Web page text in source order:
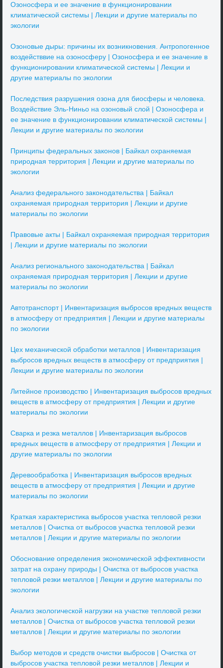
Озоносфера и ее значение в функционировании
климатической системы | Лекции и другие материалы по
экологии
Озоновые дыры: причины их возникновения. Антропогенное
воздействвие на озоносферу | Озоносфера и ее значение в
функционировании климатической системы | Лекции и
другие материалы по экологии
Последствия разрушения озона для биосферы и человека.
Воздействие Эль-Ниньо на озоновый слой | Озоносфера и
ее значение в функционировании климатической системы |
Лекции и другие материалы по экологии
Принципы федеральных законов | Байкал охраняемая
природная территория | Лекции и другие материалы по
экологии
Анализ федерального законодательства | Байкал
охраняемая природная территория | Лекции и другие
материалы по экологии
Правовые акты | Байкал охраняемая природная территория
| Лекции и другие материалы по экологии
Анализ регионального законодательства | Байкал
охраняемая природная территория | Лекции и другие
материалы по экологии
Автотранспорт | Инвентаризация выбросов вредных веществ
в атмосферу от предприятия | Лекции и другие материалы
по экологии
Цех механической обработки металлов | Инвентаризация
выбросов вредных веществ в атмосферу от предприятия |
Лекции и другие материалы по экологии
Литейное производство | Инвентаризация выбросов вредных
веществ в атмосферу от предприятия | Лекции и другие
материалы по экологии
Сварка и резка металлов | Инвентаризация выбросов
вредных веществ в атмосферу от предприятия | Лекции и
другие материалы по экологии
Деревообработка | Инвентаризация выбросов вредных
веществ в атмосферу от предприятия | Лекции и другие
материалы по экологии
Краткая характеристика выбросов участка тепловой резки
металлов | Очистка от выбросов участка тепловой резки
металлов | Лекции и другие материалы по экологии
Обоснование определения экономической эффективности
затрат на охрану природы | Очистка от выбросов участка
тепловой резки металлов | Лекции и другие материалы по
экологии
Анализ экологической нагрузки на участке тепловой резки
металлов | Очистка от выбросов участка тепловой резки
металлов | Лекции и другие материалы по экологии
Выбор методов и средств очистки выбросов | Очистка от
выбросов участка тепловой резки металлов | Лекции и